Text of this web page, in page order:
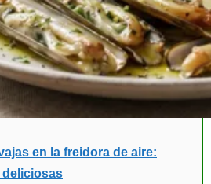
en la freidora de aire:
deliciosas